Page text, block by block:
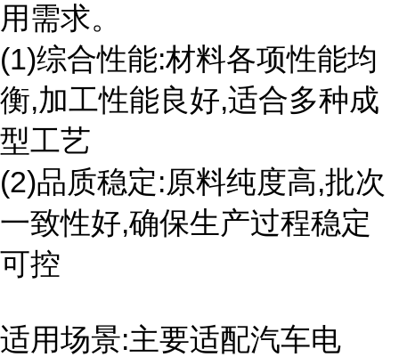
用需求。
(1)综合性能:材料各项性能均
衡,加工性能良好,适合多种成
型工艺
(2)品质稳定:原料纯度高,批次
一致性好,确保生产过程稳定
可控
适用场景:主要适配汽车电